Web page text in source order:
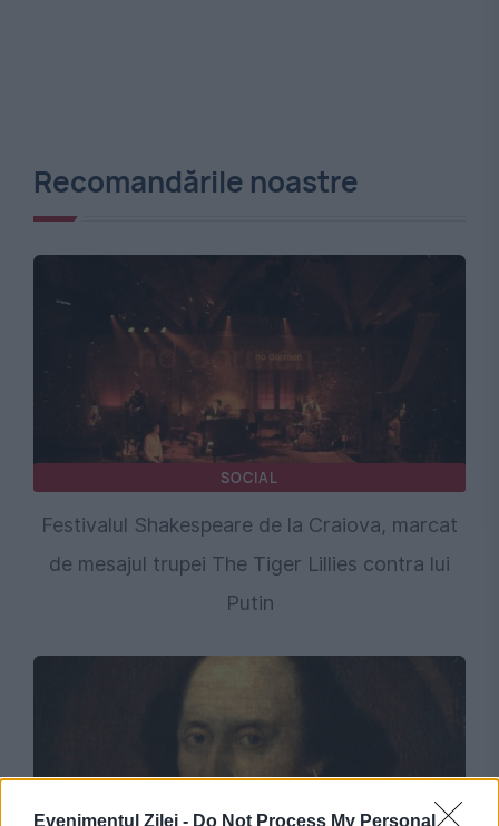
Evenimentul Zilei - Do Not Process My Personal
Recomandările noastre
SOCIAL
Festivalul Shakespeare de la Craiova, marcat
de mesajul trupei The Tiger Lillies contra lui
Putin